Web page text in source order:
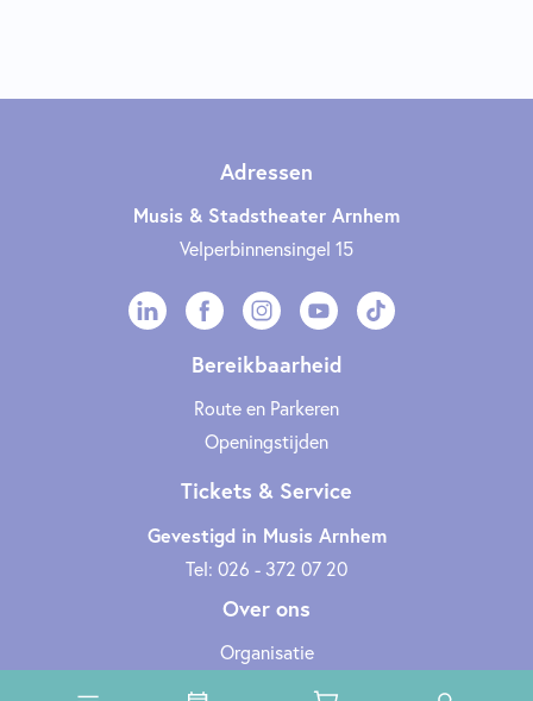
Adressen
Musis & Stadstheater Arnhem
Velperbinnensingel 15
Bereikbaarheid
Route en Parkeren
Openingstijden
Tickets & Service
Gevestigd in Musis Arnhem
Tel: 026 - 372 07 20
Over ons
Organisatie